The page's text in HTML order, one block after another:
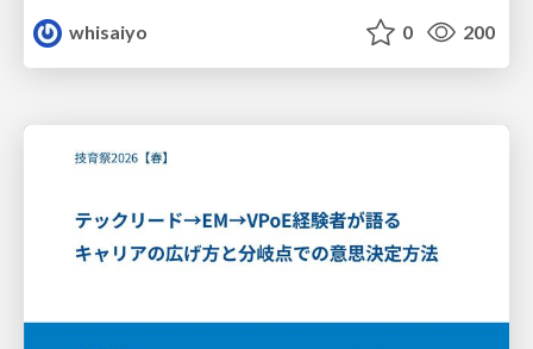
whisaiyo
0 200